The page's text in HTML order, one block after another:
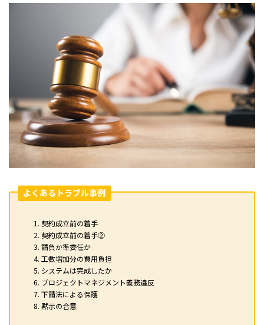
よくあるトラブル事例
契約成立前の着手
契約成立前の着手②
請負か準委任か
工数増加分の費用負担
システムは完成したか
プロジェクトマネジメント義務違反
下請法による保護
黙示の合意